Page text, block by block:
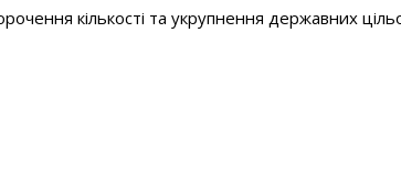
кількості та укрупнення державних